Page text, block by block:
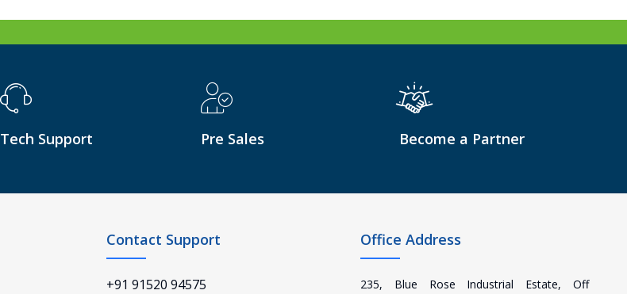
Tech Support Pre Sales Become a Partner
Contact Support
+91 91520 94575
Office Address
235, Blue Rose Industrial Estate, Off